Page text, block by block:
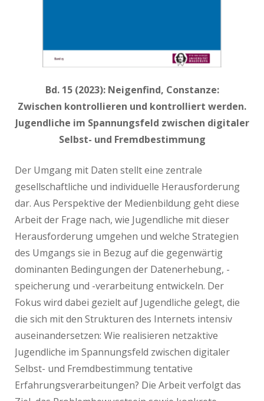
Bd. 15 (2023): Neigenfind, Constanze:
Zwischen kontrollieren und kontrolliert werden.
Jugendliche im Spannungsfeld zwischen digitaler
Selbst- und Fremdbestimmung
Der Umgang mit Daten stellt eine zentrale
gesellschaftliche und individuelle Herausforderung
dar. Aus Perspektive der Medienbildung geht diese
Arbeit der Frage nach, wie Jugendliche mit dieser
Herausforderung umgehen und welche Strategien
des Umgangs sie in Bezug auf die gegenwärtig
dominanten Bedingungen der Datenerhebung, -
speicherung und -verarbeitung entwickeln. Der
Fokus wird dabei gezielt auf Jugendliche gelegt, die
die sich mit den Strukturen des Internets intensiv
auseinandersetzen: Wie realisieren netzaktive
Jugendliche im Spannungsfeld zwischen digitaler
Selbst- und Fremdbestimmung tentative
Erfahrungsverarbeitungen? Die Arbeit verfolgt das